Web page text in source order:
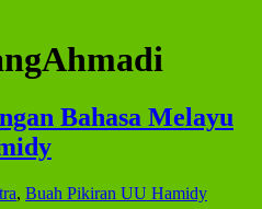
Bahasa Melayu
, Buah Pikiran UU Hamidy